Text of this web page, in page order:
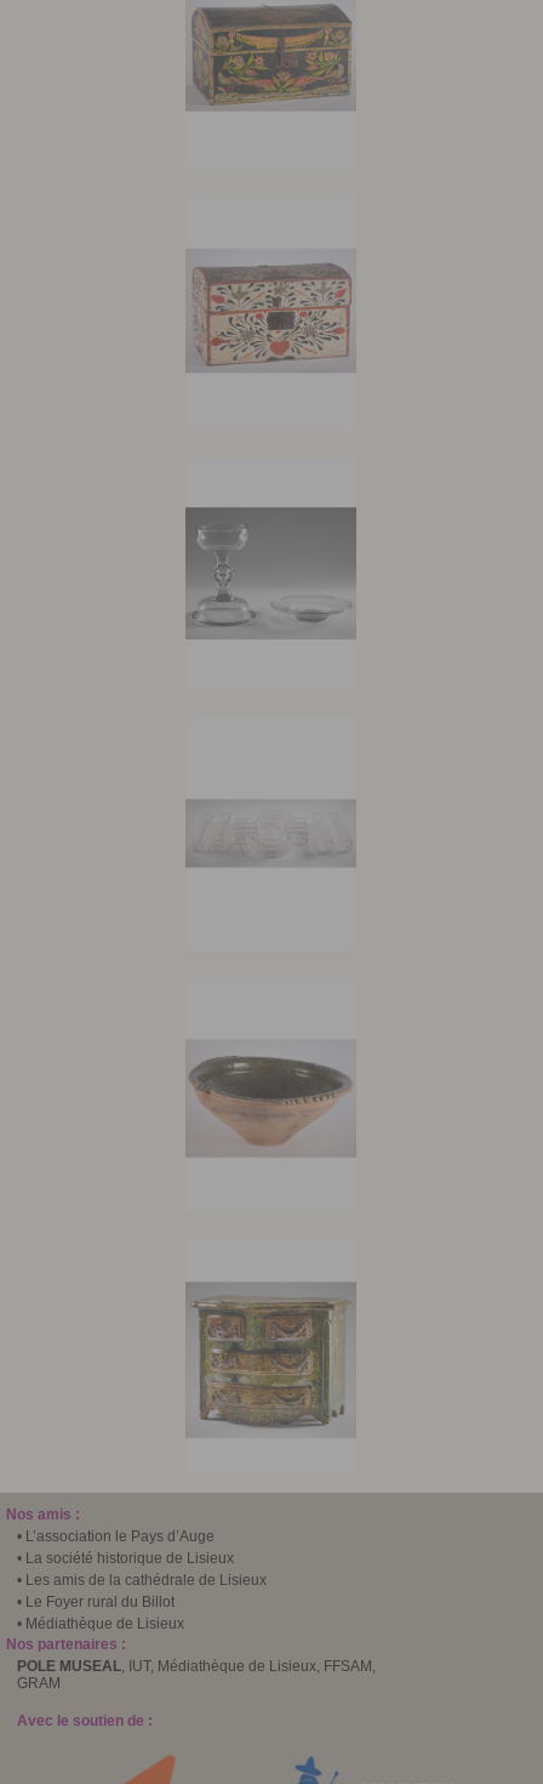
Nos amis :
• L’association le Pays d’Auge
• La société historique de Lisieux
• Les amis de la cathédrale de Lisieux
• Le Foyer rural du Billot
• Médiathèque de Lisieux
Nos partenaires :
POLE MUSEAL, IUT, Médiathèque de Lisieux, FFSAM,
GRAM
Avec le soutien de :